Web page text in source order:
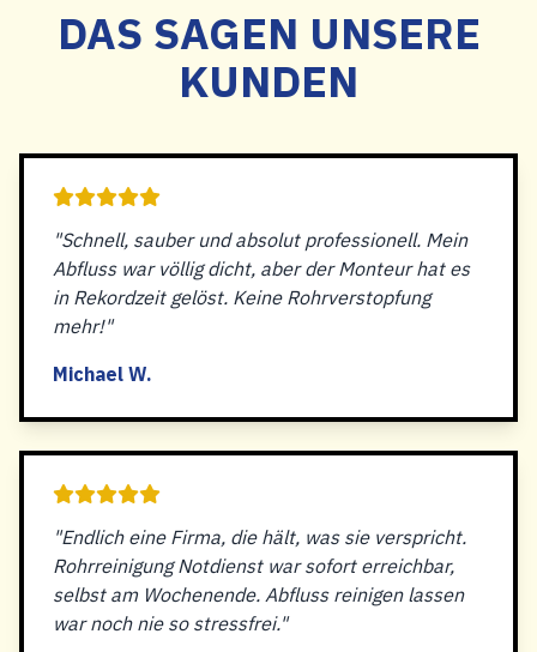
DAS SAGEN UNSERE
KUNDEN
"Schnell, sauber und absolut professionell. Mein
Abfluss war völlig dicht, aber der Monteur hat es
in Rekordzeit gelöst. Keine Rohrverstopfung
mehr!"
Michael W.
"Endlich eine Firma, die hält, was sie verspricht.
Rohrreinigung Notdienst war sofort erreichbar,
selbst am Wochenende. Abfluss reinigen lassen
war noch nie so stressfrei."